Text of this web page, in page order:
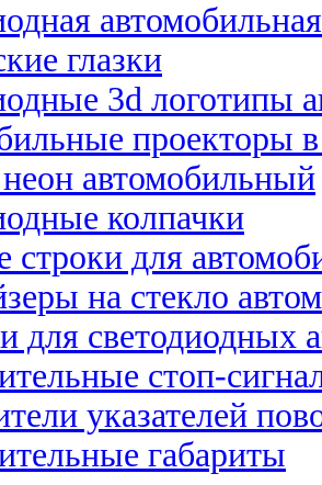
глазки
3d логотипы
проекторы
автомобильный
колпачки
строки для
на стекло
для светодиодных
стоп-
указателей
габариты